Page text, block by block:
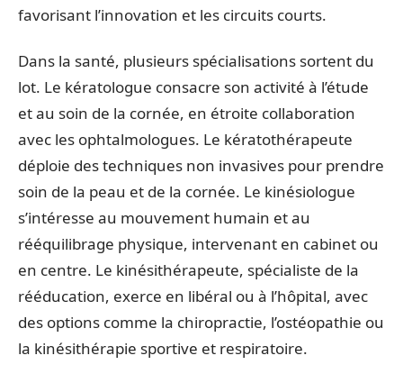
favorisant l’innovation et les circuits courts.
Dans la santé, plusieurs spécialisations sortent du
lot. Le kératologue consacre son activité à l’étude
et au soin de la cornée, en étroite collaboration
avec les ophtalmologues. Le kératothérapeute
déploie des techniques non invasives pour prendre
soin de la peau et de la cornée. Le kinésiologue
s’intéresse au mouvement humain et au
rééquilibrage physique, intervenant en cabinet ou
en centre. Le kinésithérapeute, spécialiste de la
rééducation, exerce en libéral ou à l’hôpital, avec
des options comme la chiropractie, l’ostéopathie ou
la kinésithérapie sportive et respiratoire.